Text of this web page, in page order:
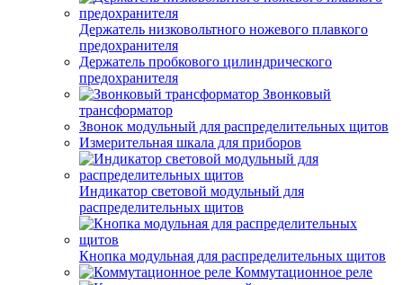
Держатель низковольтного ножевого плавкого
предохранителя
Держатель пробкового цилиндрического
предохранителя
Звонковый
трансформатор
Звонок модульный для распределительных щитов
Измерительная шкала для приборов
Индикатор световой модульный для
распределительных щитов
Кнопка модульная для распределительных щитов
Коммутационное реле